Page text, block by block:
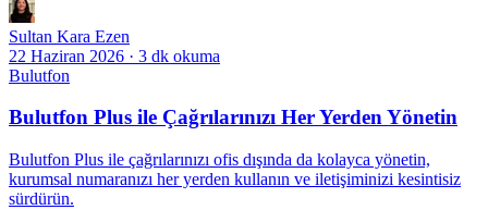
Sultan Kara Ezen
22 Haziran 2026 · 3 dk okuma
Bulutfon
Bulutfon Plus ile Çağrılarınızı Her Yerden Yönetin
Bulutfon Plus ile çağrılarınızı ofis dışında da kolayca yönetin,
kurumsal numaranızı her yerden kullanın ve iletişiminizi kesintisiz
sürdürün.